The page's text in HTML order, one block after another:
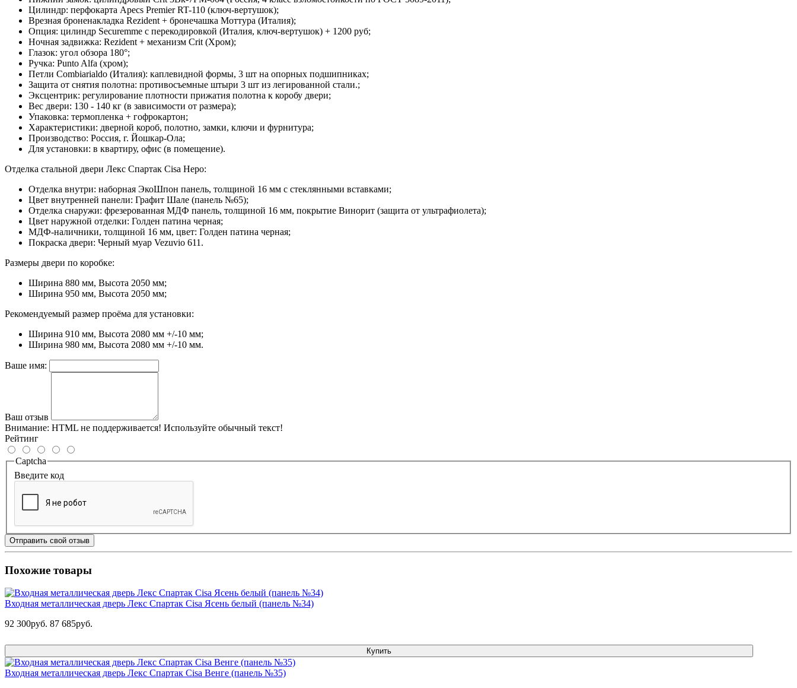
Цилиндр: перфокарта Apecs Premier RT-110 (ключ-вертушок);
Врезная броненакладка Rezident + бронечашка Моттура (Италия);
Опция: цилиндр Securemme с перекодировкой (Италия, ключ-вертушок) + 1200 руб;
Ночная задвижка: Rezident + механизм Crit (Хром);
Глазок: угол обзора 180°;
Ручка: Punto Alfa (хром);
Петли Combiarialdo (Италия): каплевидной формы, 3 шт на опорных подшипниках;
Защита от снятия полотна: противосъемные штыри 3 шт из легированной стали.;
Эксцентрик: регулирование плотности прижатия полотна к коробу двери;
Вес двери: 130 - 140 кг (в зависимости от размера);
Упаковка: термопленка + гофрокартон;
Характеристики: дверной короб, полотно, замки, ключи и фурнитура;
Производство: Россия, г. Йошкар-Ола;
Для установки: в квартиру, офис (в помещение).
Отделка стальной двери Лекс Спартак Cisa Неро:
Отделка внутри: наборная ЭкоШпон панель, толщиной 16 мм с стеклянными вставками;
Цвет внутренней панели: Графит Шале (панель №65);
Отделка снаружи: фрезерованная МДФ панель, толщиной 16 мм, покрытие Винорит (защита от ультрафиолета);
Цвет наружной отделки: Голден патина черная;
МДФ-наличники, толщиной 16 мм, цвет: Голден патина черная;
Покраска двери: Черный муар Vezuvio 611.
Размеры двери по коробке:
Ширина 880 мм, Высота 2050 мм;
Ширина 950 мм, Высота 2050 мм;
Рекомендуемый размер проёма для установки:
Ширина 910 мм, Высота 2080 мм +/-10 мм;
Ширина 980 мм, Высота 2080 мм +/-10 мм.
Ваше имя:
Ваш отзыв
Внимание: HTML не поддерживается! Используйте обычный текст!
Рейтинг
Captcha
Введите код
Отправить свой отзыв
Похожие товары
Входная металлическая дверь Лекс Спартак Cisa Ясень белый (панель №34)
92 300руб. 87 685руб.
Купить
Входная металлическая дверь Лекс Спартак Cisa Венге (панель №35)